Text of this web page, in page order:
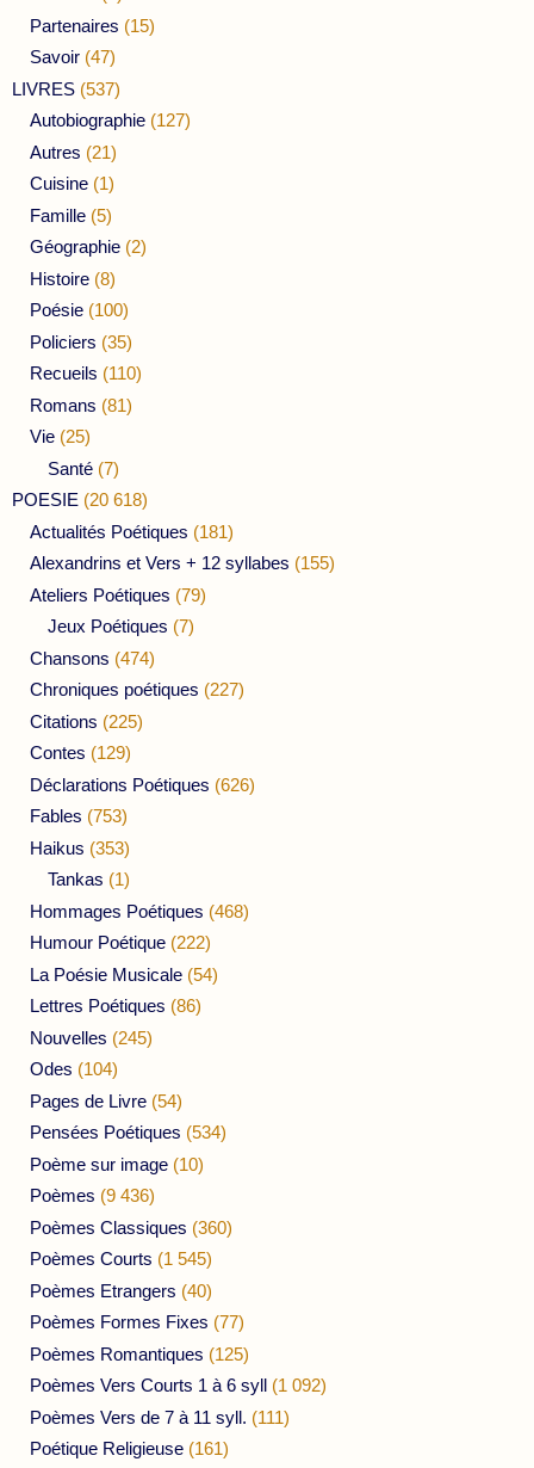
Partenaires (15)
Savoir (47)
LIVRES (537)
Autobiographie (127)
Autres (21)
Cuisine (1)
Famille (5)
Géographie (2)
Histoire (8)
Poésie (100)
Policiers (35)
Recueils (110)
Romans (81)
Vie (25)
Santé (7)
POESIE (20 618)
Actualités Poétiques (181)
Alexandrins et Vers + 12 syllabes (155)
Ateliers Poétiques (79)
Jeux Poétiques (7)
Chansons (474)
Chroniques poétiques (227)
Citations (225)
Contes (129)
Déclarations Poétiques (626)
Fables (753)
Haikus (353)
Tankas (1)
Hommages Poétiques (468)
Humour Poétique (222)
La Poésie Musicale (54)
Lettres Poétiques (86)
Nouvelles (245)
Odes (104)
Pages de Livre (54)
Pensées Poétiques (534)
Poème sur image (10)
Poèmes (9 436)
Poèmes Classiques (360)
Poèmes Courts (1 545)
Poèmes Etrangers (40)
Poèmes Formes Fixes (77)
Poèmes Romantiques (125)
Poèmes Vers Courts 1 à 6 syll (1 092)
Poèmes Vers de 7 à 11 syll. (111)
Poétique Religieuse (161)